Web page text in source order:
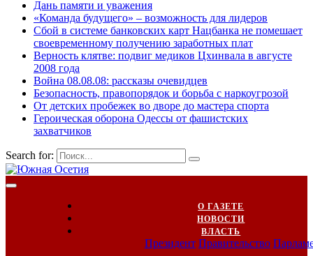
Дань памяти и уважения
«Команда будущего» – возможность для лидеров
Сбой в системе банковских карт Нацбанка не помешает
своевременному получению заработных плат
Верность клятве: подвиг медиков Цхинвала в августе
2008 года
Война 08.08.08: рассказы очевидцев
Безопасность, правопорядок и борьба с наркоугрозой
От детских пробежек во дворе до мастера спорта
Героическая оборона Одессы от фашистских
захватчиков
Search for:
О ГАЗЕТЕ
НОВОСТИ
ВЛАСТЬ
Президент Правительство